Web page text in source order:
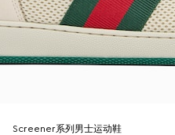
Screener系列男士运动鞋